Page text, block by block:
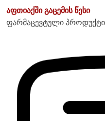
აფთიაქში გაცემის წესი
ფარმაცევტული